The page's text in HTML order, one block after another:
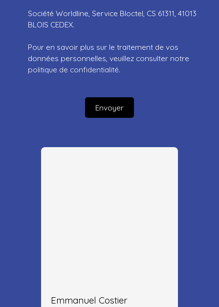
Société Worldline, Service Bloctel, CS 61311, 41013
BLOIS CEDEX.
Pour en savoir plus sur le traitement de vos
données personnelles, veuillez consulter notre
politique de confidentialité.
Envoyer
Emmanuel Costier